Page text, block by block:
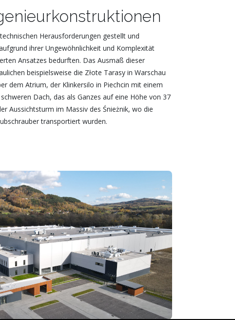
Herausforderungen gestellt und
ihrer Ungewöhnlichkeit und Komplexität
Ansatzes bedurften. Das Ausmaß dieser
beispielsweise die Złote Tarasy in Warschau
dem Atrium, der Klinkersilo in Piechcin mit einem
Dach, das als Ganzes auf eine Höhe von 37
Aussichtsturm im Massiv des Śnieżnik, wo die
transportiert wurden.